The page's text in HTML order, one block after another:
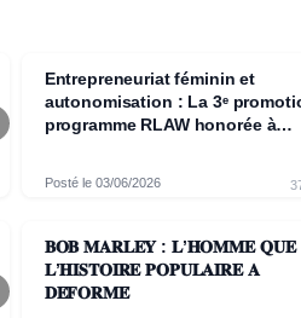
Entrepreneuriat féminin et
autonomisation : La 3ᵉ
programme RLAW honorée à
Posté le 03/06/2026
𝐁𝐎𝐁 𝐌𝐀𝐑𝐋𝐄𝐘 : 𝐋’𝐇𝐎𝐌𝐌𝐄 𝐐𝐔𝐄
𝐋’𝐇𝐈𝐒𝐓𝐎𝐈𝐑𝐄 𝐏𝐎𝐏𝐔𝐋𝐀𝐈𝐑𝐄 𝐀
𝐃𝐄́𝐅𝐎𝐑𝐌𝐄́